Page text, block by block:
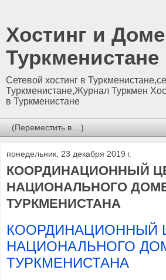
Хостинг и
Туркменистане
Сетевой хостинг в
Туркменистане,Журнал Туркмен
в Туркменистане
понедельник, 23 декабря 2019 г.
КООРДИНАЦИОННЫЙ
НАЦИОНАЛЬНОГО
ТУРКМЕНИСТАНА
КООРДИНАЦИОННЫЙ
НАЦИОНАЛЬНОГО
ТУРКМЕНИСТАНА